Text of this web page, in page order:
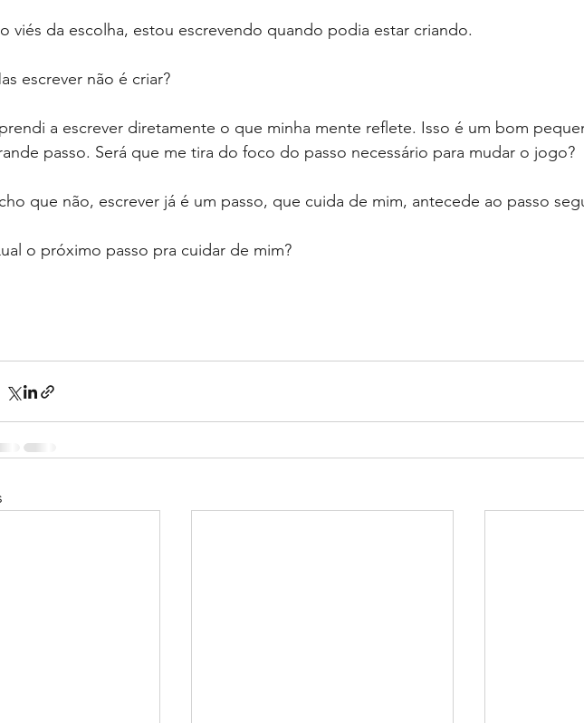
viés da escolha, estou escrevendo quando podia estar criando.
escrever não é criar?
a escrever diretamente o que minha mente reflete. Isso é um bom
passo. Será que me tira do foco do passo necessário para mudar o jogo?
que não, escrever já é um passo, que cuida de mim, antecede ao passo
o próximo passo pra cuidar de mim?